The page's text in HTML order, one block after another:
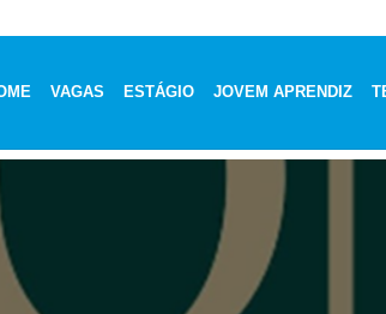
VAGAS ESTÁGIO JOVEM APRENDIZ